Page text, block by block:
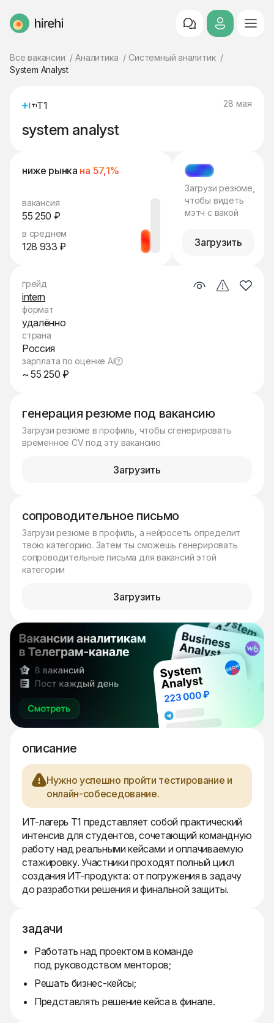
HireHi
Все вакансии Аналитика
Системный аналитик
System Analyst
Т1 28 мая
system analyst
ниже рынка на 57,1%
вакансия
55 250 ₽
в среднем
128 933 ₽
МЭТЧ
Загрузи резюме,
чтобы видеть
мэтч с вакой
Загрузить
генерация резюме под вакансию
Загрузи резюме в профиль, чтобы сгенерировать
временное CV под эту вакансию
Загрузить
сопроводительное письмо
Загрузи резюме в профиль, а нейросеть определит
твою категорию. Затем ты сможешь генерировать
сопроводительные письма для вакансий этой
категории
Загрузить
описание
Нужно успешно пройти тестирование и
онлайн-собеседование.
ИТ-лагерь Т1 представляет собой практический
интенсив для студентов, сочетающий командную
работу над реальными кейсами и оплачиваемую
стажировку. Участники проходят полный цикл
создания ИТ-продукта: от погружения в задачу
до разработки решения и финальной защиты.
задачи
Работать над проектом в команде
под руководством менторов;
Решать бизнес-кейсы;
Представлять решение кейса в финале.
грейд
intern
формат
удалённо
страна
Россия
зарплата по оценке AI
~ 55 250 ₽